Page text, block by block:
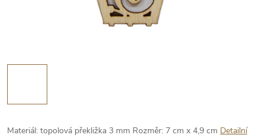
Materiál: topolová překližka 3 mm Rozměr: 7 cm x 4,9 cm Detailní